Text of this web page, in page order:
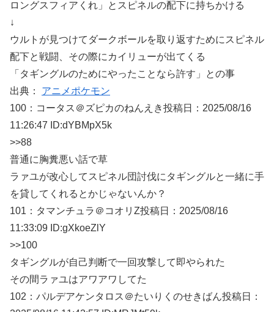
ロングスフィアくれ」とスピネルの配下に持ちかける
↓
ウルトが見つけてダークボールを取り返すためにスピネル
配下と戦闘、その際にカイリューが出てくる
「タギングルのためにやったことなら許す」との事
出典： アニメポケモン
100： コータス＠ズピカのねんえき投稿日：2025/08/16
11:26:47 ID:dYBMpX5k
>>88
普通に胸糞悪い話で草
ラァユが改心してスピネル団討伐にタギングルと一緒に手
を貸してくれるとかじゃないんか？
101： タマンチュラ＠コオリZ投稿日：2025/08/16
11:33:09 ID:gXkoeZlY
>>100
タギングルが自己判断で一回攻撃して即やられた
その間ラァユはアワアワしてた
102： パルデアケンタロス＠たいりくのせきばん投稿日：